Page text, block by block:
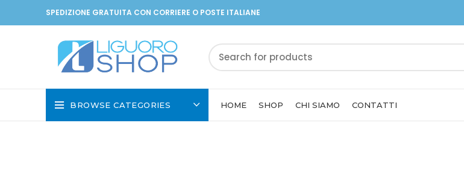
SPEDIZIONE GRATUITA CON CORRIERE O POSTE ITALIANE
BROWSE CATEGORIES HOME SHOP CHI SIAMO CONTATTI